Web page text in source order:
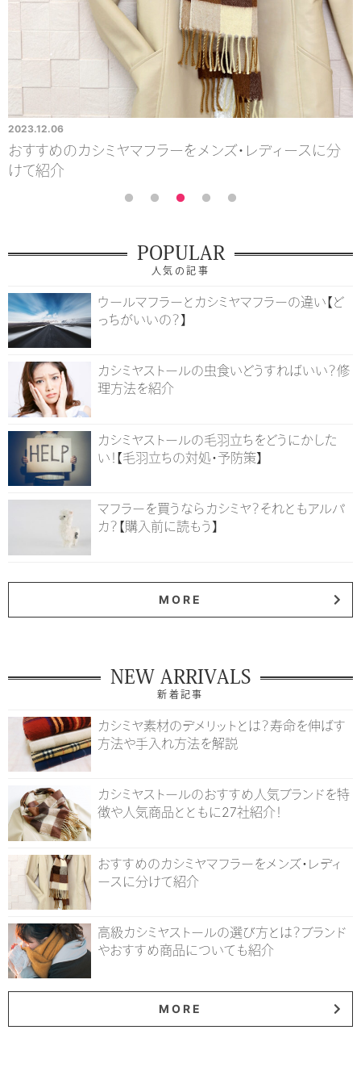
2023.12.06
おすすめのカシミヤマフラーをメンズ・レディースに分
けて紹介
POPULAR
人気の記事
ウールマフラーとカシミヤマフラーの違い【ど
っちがいいの？】
カシミヤストールの虫食いどうすればいい？修
理方法を紹介
カシミヤストールの毛羽立ちをどうにかした
い！【毛羽立ちの対処・予防策】
マフラーを買うならカシミヤ？それともアルパ
カ？【購入前に読もう】
MORE
NEW ARRIVALS
新着記事
カシミヤ素材のデメリットとは？寿命を伸ばす
方法や手入れ方法を解説
カシミヤストールのおすすめ人気ブランドを特
徴や人気商品とともに27社紹介！
おすすめのカシミヤマフラーをメンズ・レディ
ースに分けて紹介
高級カシミヤストールの選び方とは？ブランド
やおすすめ商品についても紹介
MORE